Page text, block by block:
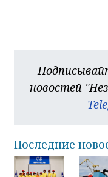
новостей
Последние